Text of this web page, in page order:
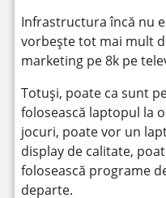
Infrastructura încă nu
vorbește tot mai mult
marketing pe 8k pe
Totuși, poate ca sunt
folosească laptopul la
jocuri, poate vor un
display de calitate,
folosească programe
departe.